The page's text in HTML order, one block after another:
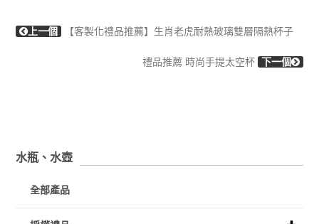
上一個 【客製化禮品推薦】生肖老虎耐熱玻璃雙層隔熱杯子
禮品推薦 時尚手提太空杯 下一個
水瓶、水壺
全部產品